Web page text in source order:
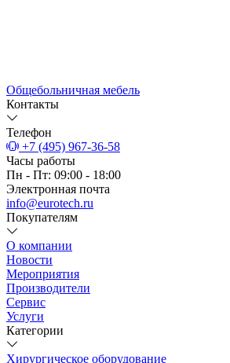
Общебольничная мебель
Контакты
Телефон
+7 (495) 967-36-58
Часы работы
Пн - Пт: 09:00 - 18:00
Электронная почта
info@eurotech.ru
Покупателям
О компании
Новости
Мероприятия
Производители
Сервис
Услуги
Категории
Хирургическое оборудование